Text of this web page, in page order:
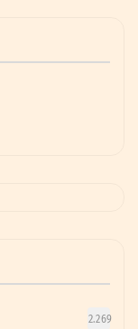
2.269